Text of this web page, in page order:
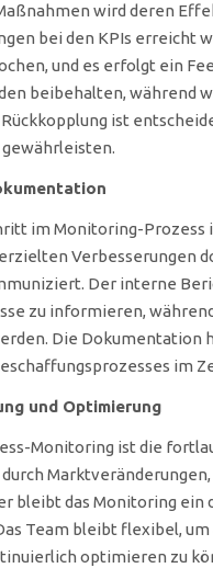
wird deren
bei den KPIs erreicht
und es erfolgt ein
beibehalten, während
ist
im Monitoring-Prozess
Verbesserungen
Der interne
zu informieren,
Die Dokumentation
im
und Optimierung
Monitoring ist die
durch
bleibt das Monitoring
Team bleibt flexibel,
optimieren zu